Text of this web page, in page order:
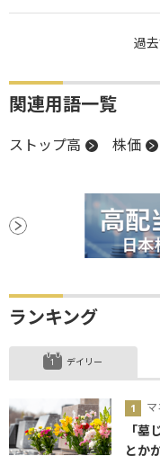
過
関連用語一覧
ストップ高 株価
ランキング
デイリー
「
とか